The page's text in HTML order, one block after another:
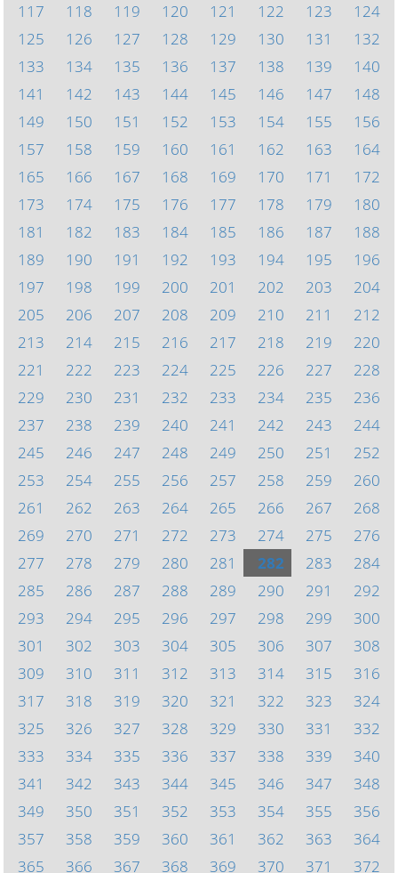
117
118 119 120 121 122 123
124
125
126 127 128 129 130 131
132
133
134 135 136 137 138 139
140
141
142 143 144 145 146 147
148
149
150 151 152 153 154 155
156
157
158 159 160 161 162 163
164
165
166 167 168 169 170 171
172
173
174 175 176 177 178 179
180
181
182 183 184 185 186 187
188
189
190 191 192 193 194 195
196
197
198 199 200 201 202 203
204
205
206 207 208 209 210 211
212
213
214 215 216 217 218 219
220
221
222 223 224 225 226 227
228
229
230 231 232 233 234 235
236
237
238 239 240 241 242 243
244
245
246 247 248 249 250 251
252
253
254 255 256 257 258 259
260
261
262 263 264 265 266 267
268
269
270 271 272 273 274 275
276
277
278 279 280 281 282 283
284
285
286 287 288 289 290 291
292
293
294 295 296 297 298 299
300
301
302 303 304 305 306 307
308
309
310 311 312 313 314 315
316
317
318 319 320 321 322 323
324
325
326 327 328 329 330 331
332
333
334 335 336 337 338 339
340
341
342 343 344 345 346 347
348
349
350 351 352 353 354 355
356
357
358 359 360 361 362 363
364
365
366 367 368 369 370 371 372